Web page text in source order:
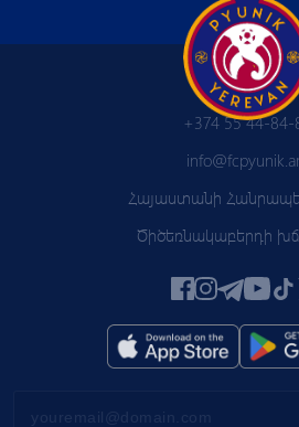
+374 55 44-84-
Հայաստանի
Ծիծեռնակաբերդի